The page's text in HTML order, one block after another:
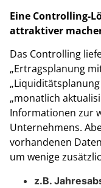
Eine Controlling-
attraktiver
Das Controlling
„Ertragsplanung
„monatlich
Informationen zur
Unternehmens.
vorhandenen
um wenige
z.B.